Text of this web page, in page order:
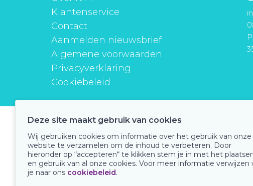
Klantenservice
Contact
Aanmelden nieuwsbrief
Algemene voorwaarden
Privacyverklaring
Cookiebeleid
instituutverantwoordmedicijngebruik
Onze keurmerken
Deze site maakt gebruik van cookies
Wij gebruiken cookies om informatie over het gebruik van onze
website te verzamelen om de inhoud te verbeteren. Door
hieronder op “accepteren“ te klikken stem je in met het
en gebruik van al onze cookies. Voor meer informatie verwijzen
je naar ons cookiebeleid.